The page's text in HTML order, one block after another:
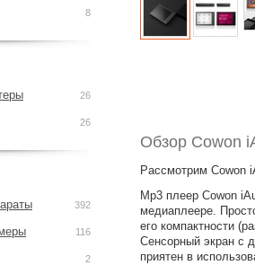
Обзор Cowon
Рассмотрим Cowon
Mp3 плеер Cowon
медиаплеере.
его компактности
Сенсорный экран с
приятен в
8
26
26
392
116
2